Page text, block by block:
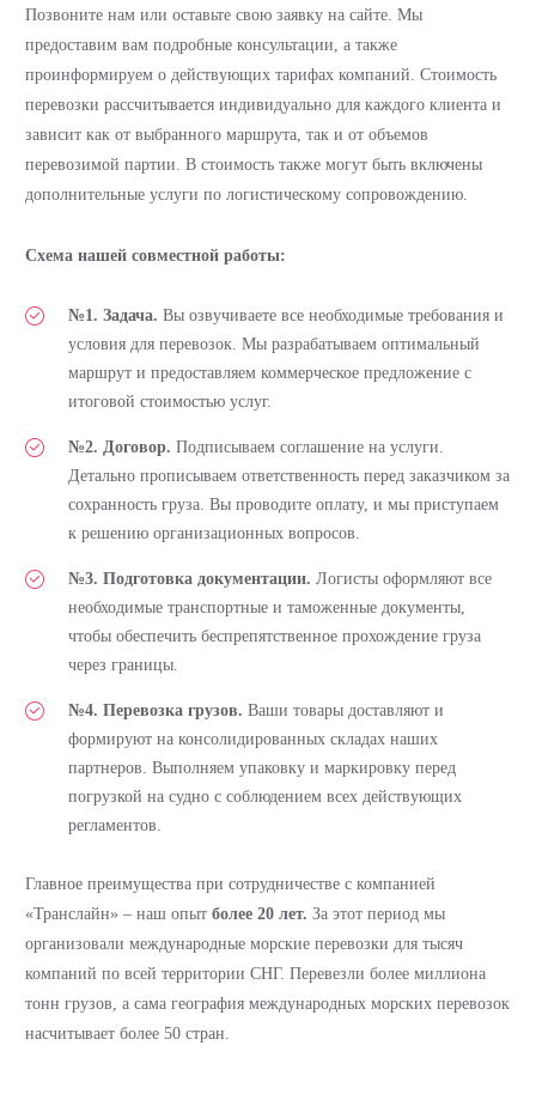
Позвоните нам или оставьте свою заявку на сайте. Мы
предоставим вам подробные консультации, а также
проинформируем о действующих тарифах компаний. Стоимость
перевозки рассчитывается индивидуально для каждого клиента и
зависит как от выбранного маршрута, так и от объемов
перевозимой партии. В стоимость также могут быть включены
дополнительные услуги по логистическому сопровождению.
Схема нашей совместной работы:
№1. Задача. Вы озвучиваете все необходимые требования и
условия для перевозок. Мы разрабатываем оптимальный
маршрут и предоставляем коммерческое предложение с
итоговой стоимостью услуг.
№2. Договор. Подписываем соглашение на услуги.
Детально прописываем ответственность перед заказчиком за
сохранность груза. Вы проводите оплату, и мы приступаем
к решению организационных вопросов.
№3. Подготовка документации. Логисты оформляют все
необходимые транспортные и таможенные документы,
чтобы обеспечить беспрепятственное прохождение груза
через границы.
№4. Перевозка грузов. Ваши товары доставляют и
формируют на консолидированных складах наших
партнеров. Выполняем упаковку и маркировку перед
погрузкой на судно с соблюдением всех действующих
регламентов.
Главное преимущества при сотрудничестве с компанией
«Транслайн» – наш опыт более 20 лет. За этот период мы
организовали международные морские перевозки для тысяч
компаний по всей территории СНГ. Перевезли более миллиона
тонн грузов, а сама география международных морских перевозок
насчитывает более 50 стран.